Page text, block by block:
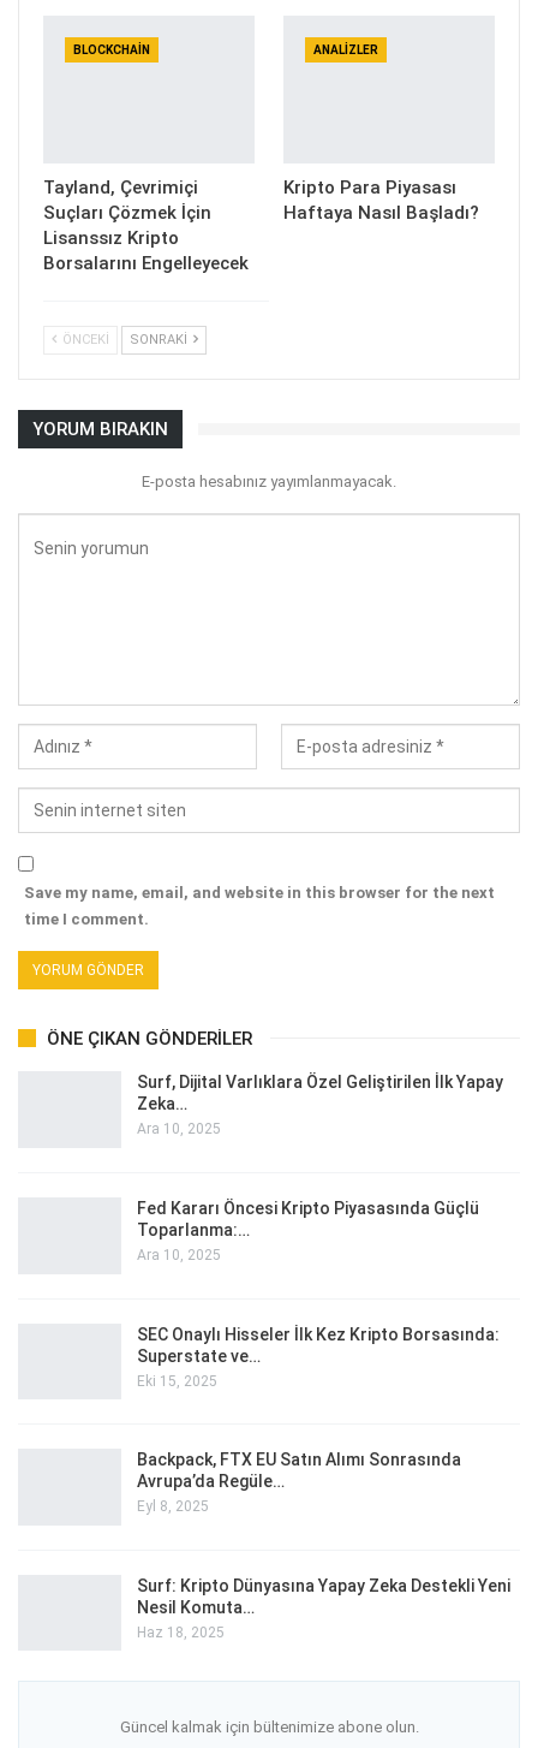
BLOCKCHAIN
Tayland, Çevrimiçi
Suçları Çözmek İçin
Lisanssız Kripto
Borsalarını Engelleyecek
ANALIZLER
Kripto Para Piyasası
Haftaya Nasıl Başladı?
ÖNCEKI SONRAKI
YORUM BIRAKIN
E-posta hesabınız yayımlanmayacak.
Save my name, email, and website in this browser for the next
time I comment.
ÖNE ÇIKAN GÖNDERILER
Surf, Dijital Varlıklara Özel Geliştirilen İlk Yapay
Zeka…
Ara 10, 2025
Fed Kararı Öncesi Kripto Piyasasında Güçlü
Toparlanma:…
Ara 10, 2025
SEC Onaylı Hisseler İlk Kez Kripto Borsasında:
Superstate ve…
Eki 15, 2025
Backpack, FTX EU Satın Alımı Sonrasında
Avrupa’da Regüle…
Eyl 8, 2025
Surf: Kripto Dünyasına Yapay Zeka Destekli Yeni
Nesil Komuta…
Haz 18, 2025
Güncel kalmak için bültenimize abone olun.